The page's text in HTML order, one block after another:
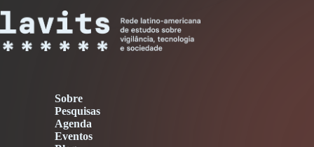
Sobre
Pesquisas
Agenda
Eventos